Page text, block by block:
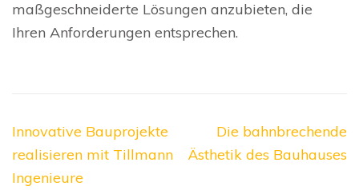
maßgeschneiderte Lösungen anzubieten, die
Ihren Anforderungen entsprechen.
Beitragsnavigation
Innovative Bauprojekte
realisieren mit Tillmann
Ingenieure
Die bahnbrechende
Ästhetik des Bauhauses